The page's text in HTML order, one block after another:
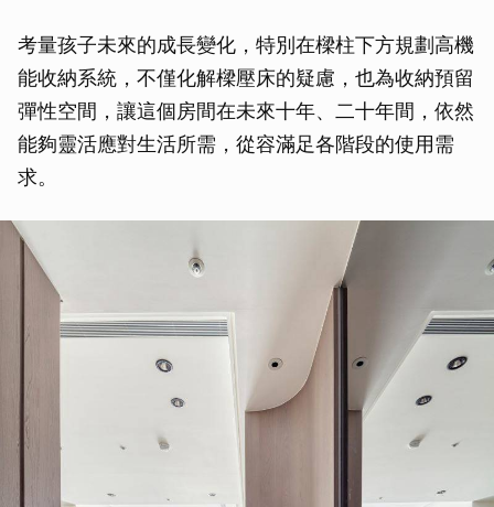
考量孩子未來的成長變化，特別在樑柱下方規劃高機
能收納系統，不僅化解樑壓床的疑慮，也為收納預留
彈性空間，讓這個房間在未來十年、二十年間，依然
能夠靈活應對生活所需，從容滿足各階段的使用需
求。